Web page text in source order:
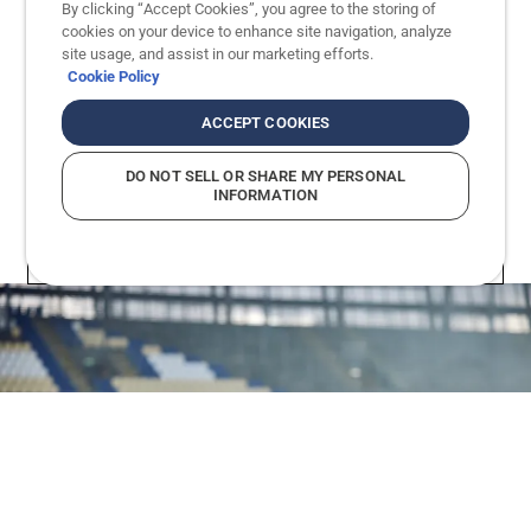
% sklonem a volitelným vzorem sečení je tento
model ideální pro sečení fairwayí a roughů. Navíc
přichází s možností vzdáleného startu pro
maximalizaci doby provozuschopnosti.
By clicking “Accept Cookies”, you agree to the storing of
cookies on your device to enhance site navigation, analyze
site usage, and assist in our marketing efforts.
Cookie Policy
ACCEPT COOKIES
DO NOT SELL OR SHARE MY PERSONAL
INFORMATION